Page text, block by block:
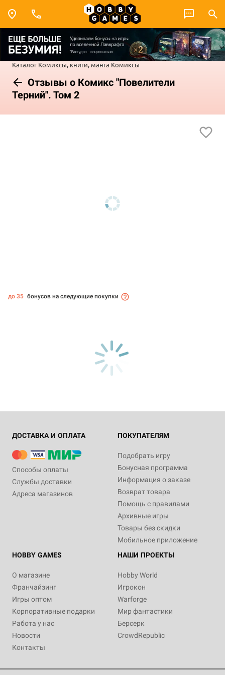
Каталог Комиксы, книги, манга Комиксы
Отзывы о Комикс "Повелители
Терний". Том 2
до 35 бонусов на следующие покупки
ДОСТАВКА И ОПЛАТА
Способы оплаты
Службы доставки
Адреса магазинов
ПОКУПАТЕЛЯМ
Подобрать игру
Бонусная программа
Информация о заказе
Возврат товара
Помощь с правилами
Архивные игры
Товары без скидки
Мобильное приложение
HOBBY GAMES
О магазине
Франчайзинг
Игры оптом
Корпоративные подарки
Работа у нас
Новости
Контакты
НАШИ ПРОЕКТЫ
Hobby World
Игрокон
Warforge
Мир фантастики
Берсерк
CrowdRepublic